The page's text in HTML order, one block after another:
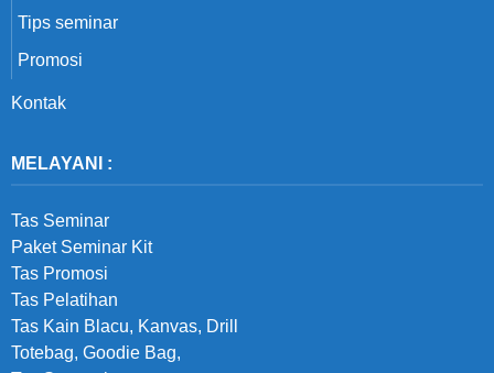
Tips seminar
Promosi
Kontak
MELAYANI :
Tas Seminar
Paket Seminar Kit
Tas Promosi
Tas Pelatihan
Tas Kain Blacu, Kanvas, Drill
Totebag, Goodie Bag,